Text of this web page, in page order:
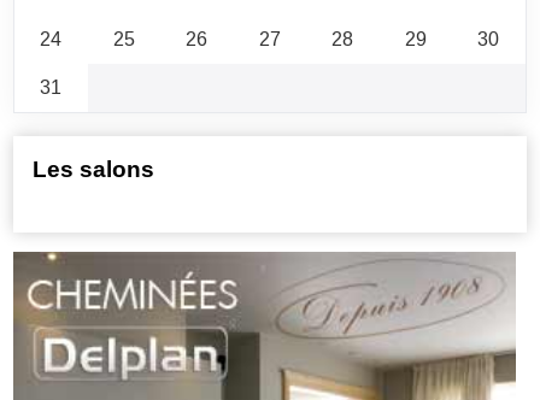
24
25 26 27 28 29
30
31
Les salons